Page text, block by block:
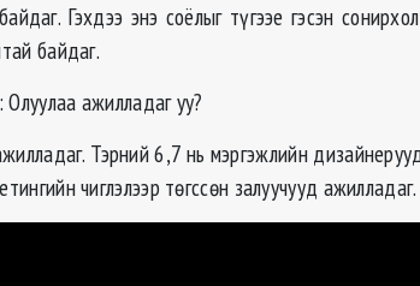
Гэхдээ энэ соёлыг түгээе гэсэн
байдаг.
: Олуулаа ажилладаг уу?
Тэрний 6,7 нь мэргэжлийн
чиглэлээр төгссөн залуучууд ажилладаг.